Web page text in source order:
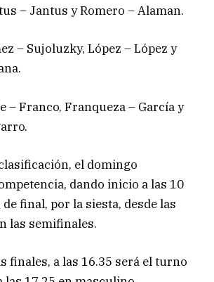
– Jantus y Romero – Alaman.
– Sujoluzky, López – López y
– Franco, Franqueza – García y
el domingo
dando inicio a las 10
final, por la siesta, desde las
las semifinales.
finales, a las 16.35 será el turno